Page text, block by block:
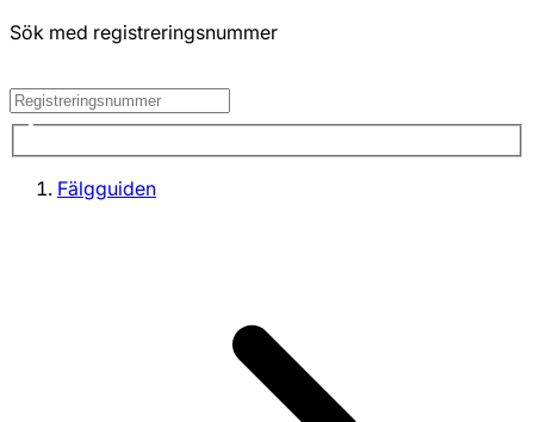
Sök med registreringsnummer
Fälgguiden